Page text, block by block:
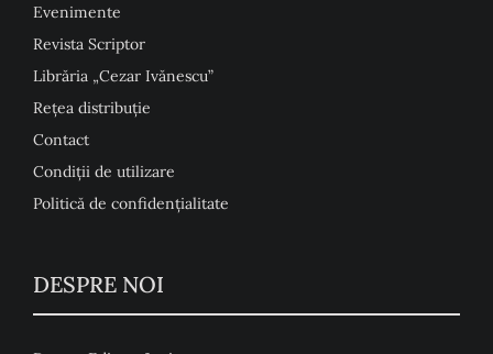
Evenimente
Revista Scriptor
Librăria „Cezar Ivănescu”
Rețea distribuție
Contact
Condiţii de utilizare
Politică de confidențialitate
DESPRE NOI